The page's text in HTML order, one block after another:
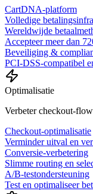
CartDNA-platform
Volledige
Wereldwijde
Accepteer meer dan
Beveiliging &
PCI-DSS-compatibel
Optimalisatie
Verbeter checkout-flow
Checkout-optimalisatie
Verminder uitval en
Conversie-verbetering
Slimme routing en
A/B-testondersteuning
Test en optimaliseer